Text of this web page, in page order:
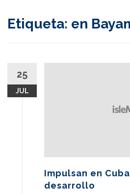
Etiqueta: en
25
JUL
Impulsan en
desarrollo